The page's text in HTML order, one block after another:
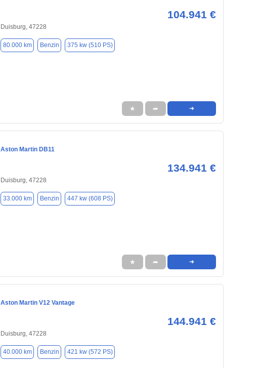
104.941 €
Duisburg, 47228
80.000 km Benzin 375 kw (510 PS)
★ ➦ ➜
Aston Martin DB11
134.941 €
Duisburg, 47228
33.000 km Benzin 447 kw (608 PS)
★ ➦ ➜
Aston Martin V12 Vantage
144.941 €
Duisburg, 47228
40.000 km Benzin 421 kw (572 PS)